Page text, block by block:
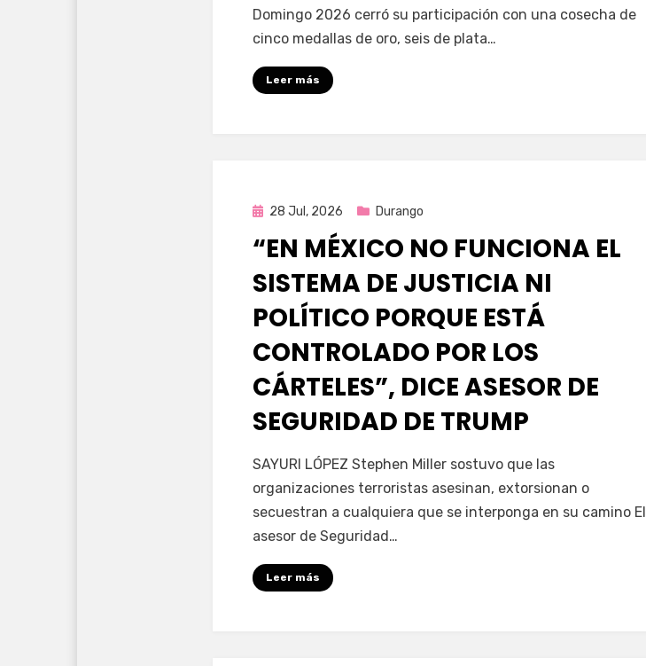
Domingo 2026 cerró su participación con una cosecha de
cinco medallas de oro, seis de plata…
Leer más
Publicada
28 Jul, 2026 Durango
“EN MÉXICO NO FUNCIONA EL
SISTEMA DE JUSTICIA NI
POLÍTICO PORQUE ESTÁ
CONTROLADO POR LOS
CÁRTELES”, DICE ASESOR DE
SEGURIDAD DE TRUMP
porFernando Miranda Servín
SAYURI LÓPEZ Stephen Miller sostuvo que las
organizaciones terroristas asesinan, extorsionan o
secuestran a cualquiera que se interponga en su camino El
asesor de Seguridad…
Leer más